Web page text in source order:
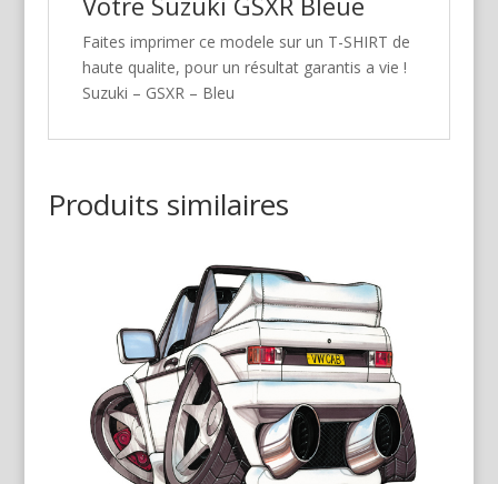
Faites imprimer ce modele sur un T-SHIRT de
haute qualite, pour un résultat garantis a vie !
Suzuki – GSXR – Bleu
Produits similaires